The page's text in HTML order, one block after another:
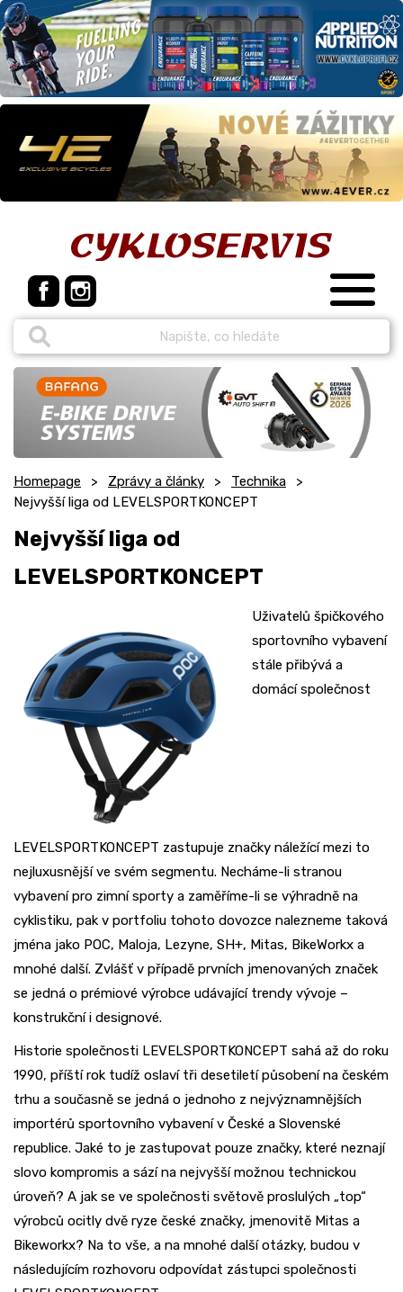
Homepage Zprávy a články
Technika
Nejvyšší liga od LEVELSPORTKONCEPT
Nejvyšší liga od
LEVELSPORTKONCEPT
Uživatelů špičkového
sportovního vybavení
stále přibývá a
domácí společnost
LEVELSPORTKONCEPT zastupuje značky náležící mezi to
nejluxusnější ve svém segmentu. Necháme-li stranou
vybavení pro zimní sporty a zaměříme-li se výhradně na
cyklistiku, pak v portfoliu tohoto dovozce nalezneme taková
jména jako POC, Maloja, Lezyne, SH+, Mitas, BikeWorkx a
mnohé další. Zvlášť v případě prvních jmenovaných značek
se jedná o prémiové výrobce udávající trendy vývoje –
konstrukční i designové.
Historie společnosti LEVELSPORTKONCEPT sahá až do roku
1990, příští rok tudíž oslaví tři desetiletí působení na českém
trhu a současně se jedná o jednoho z nejvýznamnějších
importérů sportovního vybavení v České a Slovenské
republice. Jaké to je zastupovat pouze značky, které neznají
slovo kompromis a sází na nejvyšší možnou technickou
úroveň? A jak se ve společnosti světově proslulých „top“
výrobců ocitly dvě ryze české značky, jmenovitě Mitas a
Bikeworkx? Na to vše, a na mnohé další otázky, budou v
následujícím rozhovoru odpovídat zástupci společnosti